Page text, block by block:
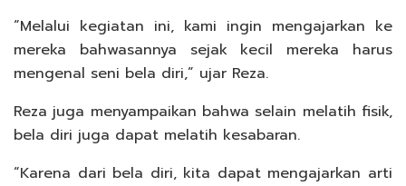
“Melalui kegiatan ini, kami ingin mengajarkan ke
mereka bahwasannya sejak kecil mereka harus
mengenal seni bela diri,” ujar Reza.
Reza juga menyampaikan bahwa selain melatih fisik,
bela diri juga dapat melatih kesabaran.
“Karena dari bela diri, kita dapat mengajarkan arti